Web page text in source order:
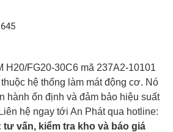
H20/FG20-30C6 mã 237A2-10101
hệ thống làm mát động cơ. Nó
hành ổn định và đảm bảo hiệu suất
hệ ngay tới An Phát qua hotline:
tư vấn, kiểm tra kho và báo giá